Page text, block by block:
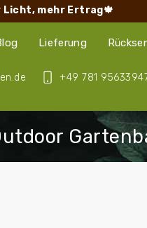
Licht, mehr Ertrag🍁
+49 781
Lieferung